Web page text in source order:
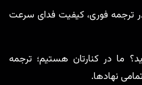
ترجمه‌ فوری، کیفیت فدای سرعت
ما در کنارتان هستیم؛ ترجمه
نهادها.